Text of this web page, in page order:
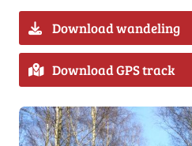
Download wandeling
Download GPS track